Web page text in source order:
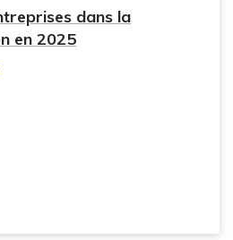
dans la
en 2025